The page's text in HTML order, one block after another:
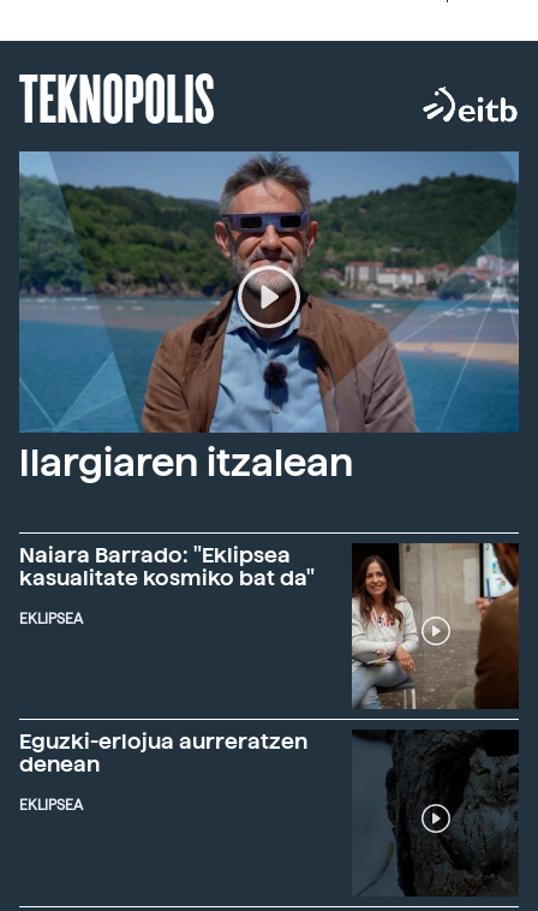
TEKNOPOLIS
Ilargiaren itzalean
Naiara Barrado: "Eklipsea
kasualitate kosmiko bat da"
EKLIPSEA
Eguzki-erlojua aurreratzen
denean
EKLIPSEA